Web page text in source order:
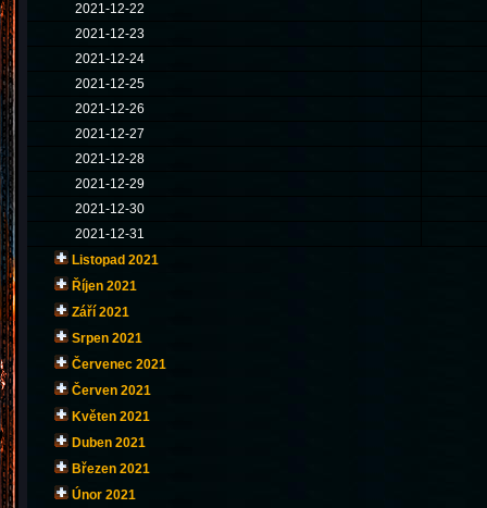
2021-12-22
2021-12-23
2021-12-24
2021-12-25
2021-12-26
2021-12-27
2021-12-28
2021-12-29
2021-12-30
2021-12-31
Listopad 2021
Říjen 2021
Září 2021
Srpen 2021
Červenec 2021
Červen 2021
Květen 2021
Duben 2021
Březen 2021
Únor 2021